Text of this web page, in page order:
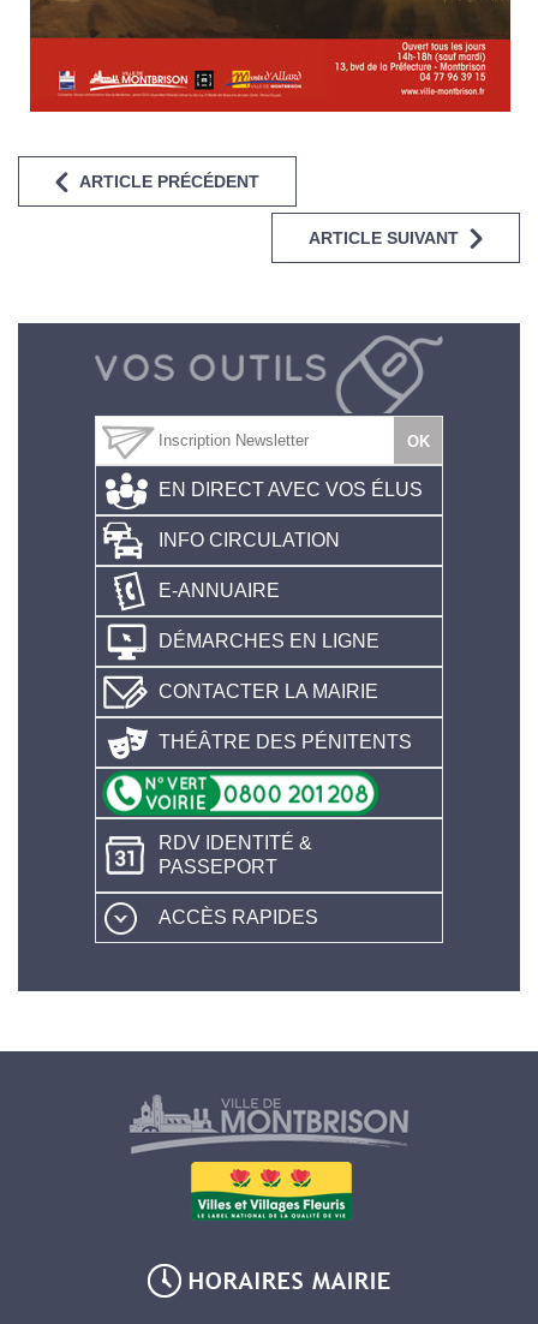
ARTICLE PRÉCÉDENT
ARTICLE SUIVANT
EN DIRECT AVEC VOS ÉLUS
INFO CIRCULATION
E-ANNUAIRE
DÉMARCHES EN LIGNE
CONTACTER LA MAIRIE
THÉÂTRE DES PÉNITENTS
RDV IDENTITÉ &
PASSEPORT
ACCÈS RAPIDES